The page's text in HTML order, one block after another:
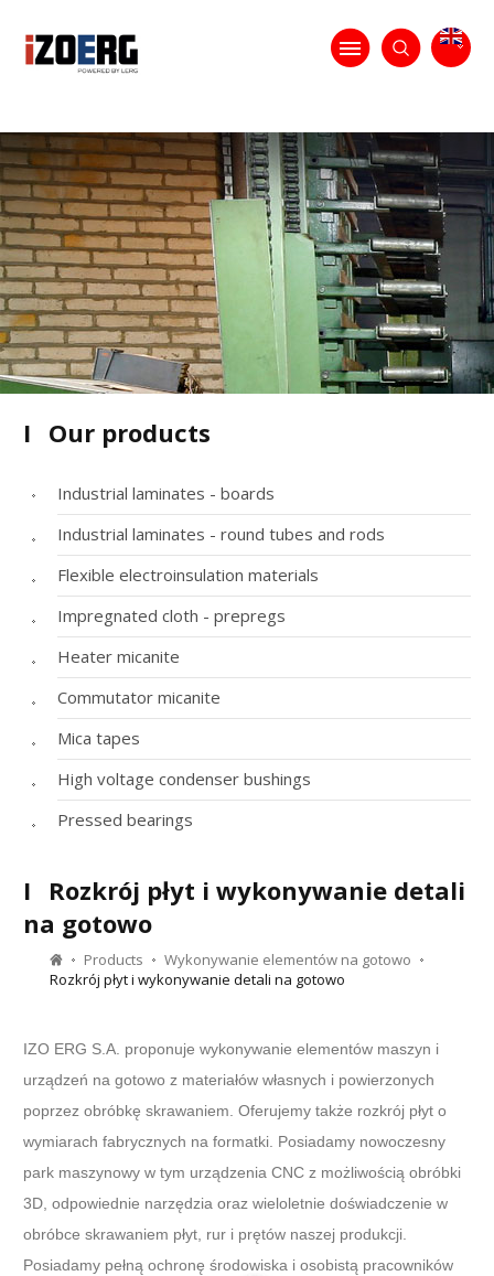
I Our products
Industrial laminates - boards
Industrial laminates - round tubes and rods
Flexible electroinsulation materials
Impregnated cloth - prepregs
Heater micanite
Commutator micanite
Mica tapes
High voltage condenser bushings
Pressed bearings
I
Rozkrój płyt i wykonywanie detali
na gotowo
Products
Wykonywanie elementów na gotowo
Rozkrój płyt i wykonywanie detali na gotowo
IZO ERG S.A. proponuje wykonywanie elementów maszyn i
urządzeń na gotowo z materiałów własnych i powierzonych
poprzez obróbkę skrawaniem. Oferujemy także rozkrój płyt o
wymiarach fabrycznych na formatki. Posiadamy nowoczesny
park maszynowy w tym urządzenia CNC z możliwością obróbki
3D, odpowiednie narzędzia oraz wieloletnie doświadczenie w
obróbce skrawaniem płyt, rur i prętów naszej produkcji.
Posiadamy pełną ochronę środowiska i osobistą pracowników